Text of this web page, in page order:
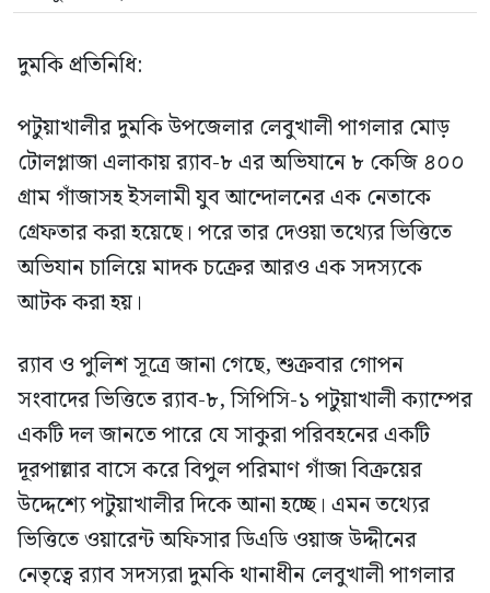
দুমকি প্রতিনিধি:
পটুয়াখালীর দুমকি উপজেলার লেবুখালী পাগলার মোড়
টোলপ্লাজা এলাকায় র‍্যাব-৮ এর অভিযানে ৮ কেজি ৪০০
গ্রাম গাঁজাসহ ইসলামী যুব আন্দোলনের এক নেতাকে
গ্রেফতার করা হয়েছে। পরে তার দেওয়া তথ্যের ভিত্তিতে
অভিযান চালিয়ে মাদক চক্রের আরও এক সদস্যকে
আটক করা হয়।
র‍্যাব ও পুলিশ সূত্রে জানা গেছে, শুক্রবার গোপন
সংবাদের ভিত্তিতে র‍্যাব-৮, সিপিসি-১ পটুয়াখালী ক্যাম্পের
একটি দল জানতে পারে যে সাকুরা পরিবহনের একটি
দূরপাল্লার বাসে করে বিপুল পরিমাণ গাঁজা বিক্রয়ের
উদ্দেশ্যে পটুয়াখালীর দিকে আনা হচ্ছে। এমন তথ্যের
ভিত্তিতে ওয়ারেন্ট অফিসার ডিএডি ওয়াজ উদ্দীনের
নেতৃত্বে র‍্যাব সদস্যরা দুমকি থানাধীন লেবুখালী পাগলার